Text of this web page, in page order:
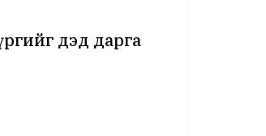
дэд дарга